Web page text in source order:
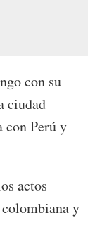
con su
ciudad
Perú y
actos
y